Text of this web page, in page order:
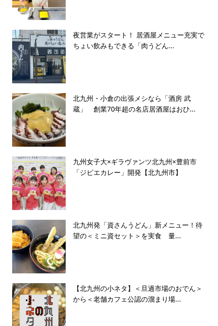
夜営業がスタート！ 居酒屋メニュー充実で
ちょい飲みもできる「肉うどん...
北九州・小倉の出張メシなら「酒房 武
蔵」 創業70年超の名店居酒屋はおひ...
九州女子大×ギラヴァンツ北九州×豊前市
「ジビエカレー」開発【北九州市】
北九州発「資さんうどん」新メニュー！待
望の＜ミニ資セット＞を実食 量...
【北九州の小ネタ】＜旦過市場のおでん＞
から＜老舗カフェ公認の溜まり場...